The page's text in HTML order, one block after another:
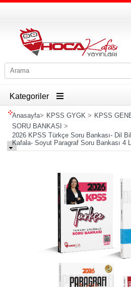
İletişim
Kategoriler
Anasayfa> KPSS GYGK> KPSS
SORU BANKASI >
2026 KPSS Türkçe Soru Bankası- Dil
Kafala- Soyut Paragraf Soru Bankası 4